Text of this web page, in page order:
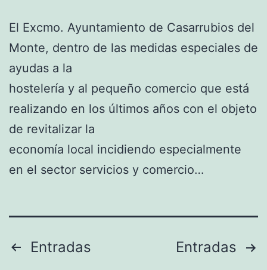
El Excmo. Ayuntamiento de Casarrubios del
Monte, dentro de las medidas especiales de
ayudas a la
hostelería y al pequeño comercio que está
realizando en los últimos años con el objeto
de revitalizar la
economía local incidiendo especialmente
en el sector servicios y comercio…
Entradas Entradas